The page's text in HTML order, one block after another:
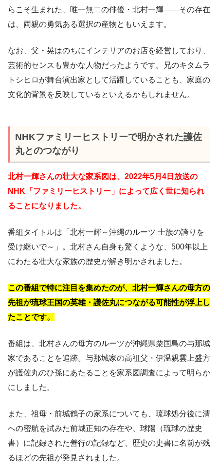
らこそ生まれた、唯一無二の俳優・北村一輝——その存在
は、両親の勇気ある選択の産物ともいえます。
なお、父・晃はのちにインテリアのお店を経営しており、
芸術的センスも豊かな人物だったようです。兄のキタムラ
トシヒロが舞台演出家として活躍していることも、家庭の
文化的背景を反映しているといえるかもしれません。
NHKファミリーヒストリーで明かされた護佐
丸とのつながり
北村一輝さんの壮大な家系図は、2022年5月4日放送の
NHK「ファミリーヒストリー」によって広く世に知られ
ることになりました。
番組タイトルは「北村一輝～沖縄のルーツ 士族の誇りを
受け継いで～」。北村さん自身も驚くような、500年以上
にわたる壮大な家族の歴史が解き明かされました。
この番組で特に注目を集めたのが、北村一輝さんの母方の
先祖が琉球王国の英雄・護佐丸につながる可能性が浮上し
たことです。
番組は、北村さんの母方のルーツが沖縄県粟国島の与那城
家であることを追跡。与那城家の高祖父・伊温親雲上盛方
が護佐丸のひ孫にあたることを家系図調査によって明らか
にしました。
また、祖母・前城鶴子の家系についても、琉球処分後に清
への密航を試みた前城正知の存在や、球陽（琉球の歴史
書）に記録された善行の記録など、歴史の史書に名前が残
るほどの先祖が発見されました。